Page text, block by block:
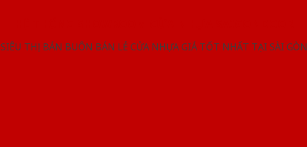
SIÊU THỊ BÁN BUÔN BÁN LẺ CỬA NHỰA GIÁ TỐT NHẤT TẠI SÀI GÒN